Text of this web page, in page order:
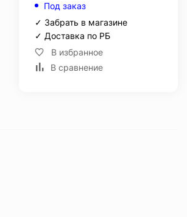
Под заказ
✓ Забрать в магазине
✓ Доставка по РБ
В избранное
В сравнение